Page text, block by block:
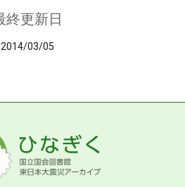
終更新日
2014/03/05